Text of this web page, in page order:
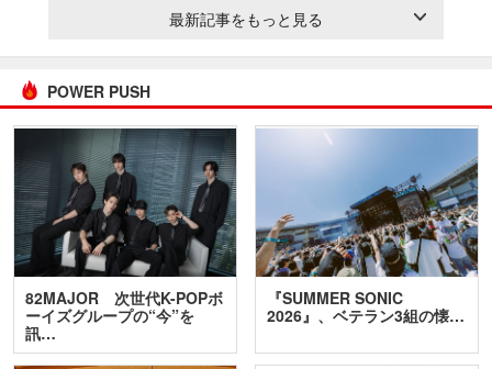
最新記事をもっと見る
POWER PUSH
82MAJOR 次世代K-POPボ
ーイズグループの“今”を
訊…
『SUMMER SONIC
2026』、ベテラン3組の懐…